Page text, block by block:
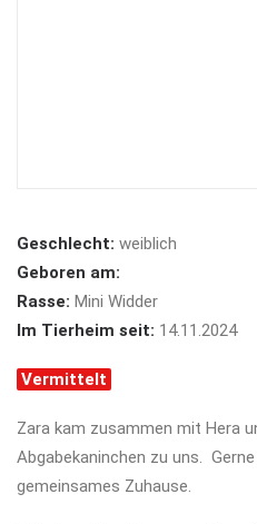
Geschlecht: weiblich
Geboren am:
Rasse: Mini Widder
Im Tierheim seit: 14.11.2024
Vermittelt
Zara kam zusammen mit Hera
Abgabekaninchen zu uns.
gemeinsames Zuhause.